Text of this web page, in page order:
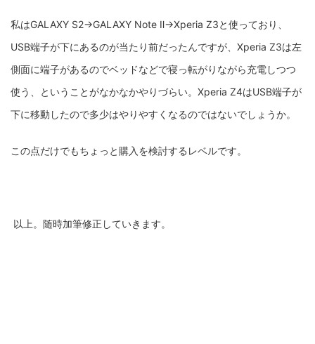
私はGALAXY S2→GALAXY Note Ⅱ→Xperia Z3と使っており、
USB端子が下にあるのが当たり前だったんですが、Xperia Z3は左
側面に端子があるのでベッドなどで寝っ転がりながら充電しつつ
使う、ということがなかなかやりづらい。Xperia Z4はUSB端子が
下に移動したので多少はやりやすくなるのではないでしょうか。
この点だけでもちょっと購入を検討するレベルです。
以上。随時加筆修正していきます。